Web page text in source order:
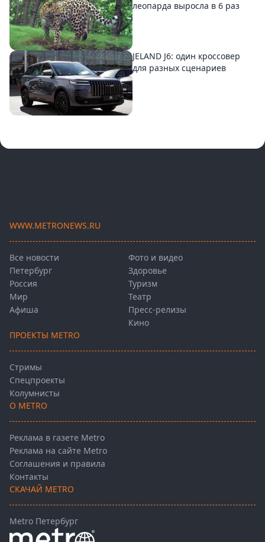
леопарда выросла в 6 раз
JELAND J6: один кроссовер
для разных сценариев
WWW.METRONEWS.RU
Все новости
Петербург
Россия
Мир
Афиша
Фото и видео
Здоровье
Туризм
Театр
Пресс-релизы
Кино
ПРОЕКТЫ METRO
Стримы
Спецпроекты
Колумнисты
О METRO
Реклама в газете Metro
Реклама на сайте Metro
Соглашения и правила
Контакты
СКАЧАЙ METRO
Metro Петербург